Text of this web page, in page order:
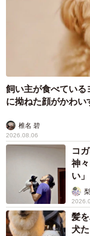
飼い主が食べている
に拗ねた顔がかわい
椎名 碧
2026.08.06
コ
神
い
髪
犬